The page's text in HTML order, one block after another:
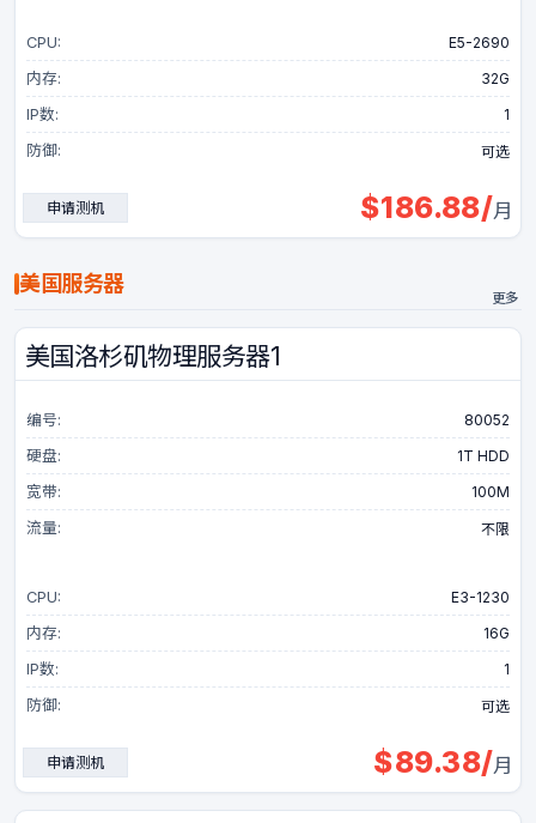
CPU:
E5-2690
内存:
32G
IP数:
1
防御:
可选
申请测机 $186.88/月
美国服务器
更多
美国洛杉矶物理服务器1
编号:
80052
硬盘:
1T HDD
宽带:
100M
流量:
不限
CPU:
E3-1230
内存:
16G
IP数:
1
防御:
可选
申请测机 $89.38/月